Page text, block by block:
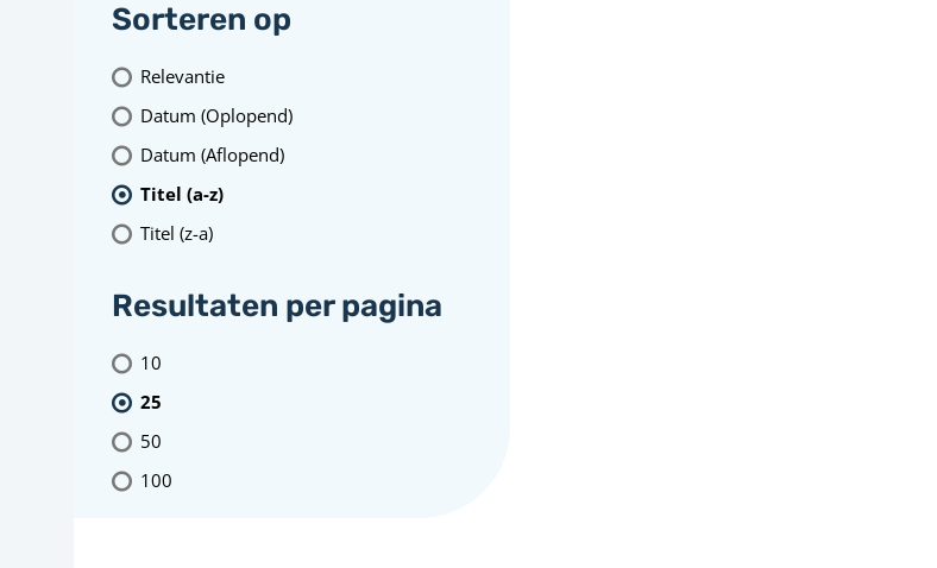
Sorteren op
Relevantie
Datum (Oplopend)
Datum (Aflopend)
Titel (a-z)
Titel (z-a)
Resultaten per pagina
10
25
50
100